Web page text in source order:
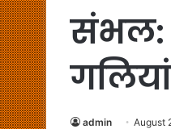
संभल:
admin August